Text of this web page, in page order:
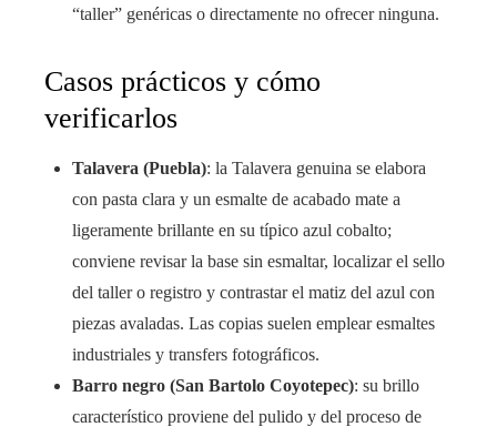
“taller” genéricas o directamente no ofrecer ninguna.
Casos prácticos y cómo
verificarlos
Talavera (Puebla): la Talavera genuina se elabora
con pasta clara y un esmalte de acabado mate a
ligeramente brillante en su típico azul cobalto;
conviene revisar la base sin esmaltar, localizar el sello
del taller o registro y contrastar el matiz del azul con
piezas avaladas. Las copias suelen emplear esmaltes
industriales y transfers fotográficos.
Barro negro (San Bartolo Coyotepec): su brillo
característico proviene del pulido y del proceso de